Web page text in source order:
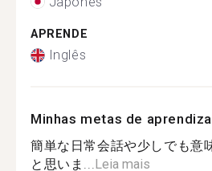
APRENDE
Inglês
Minhas metas de
簡単な日常会話や少しでも意
と思いま...Leia mais